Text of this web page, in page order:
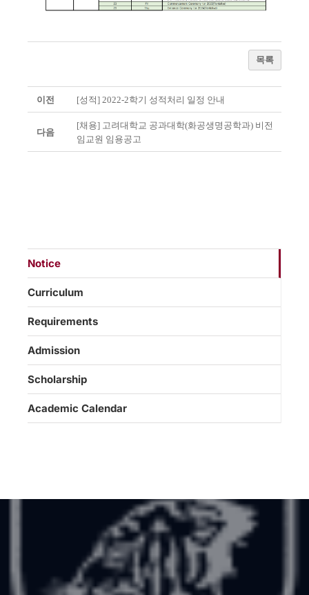
목록
이전 [성적] 2022-2학기 성적처리 일정 안내
다음
[채용] 고려대학교 공과대학(화공생명공학과) 비전
임교원 임용공고
Notice
Curriculum
Requirements
Admission
Scholarship
Academic Calendar